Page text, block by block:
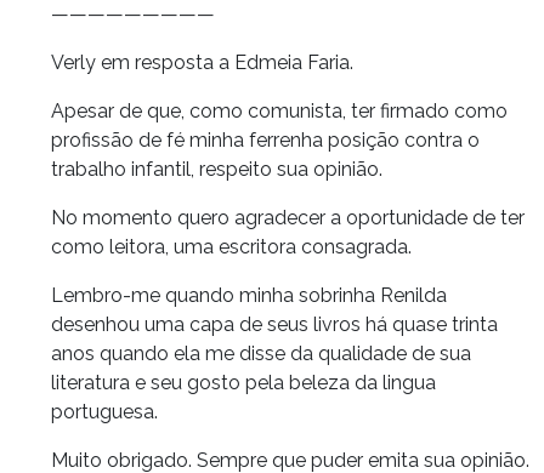
—————————
Verly em resposta a Edmeia Faria.
Apesar de que, como comunista, ter firmado como
profissão de fé minha ferrenha posição contra o
trabalho infantil, respeito sua opinião.
No momento quero agradecer a oportunidade de ter
como leitora, uma escritora consagrada.
Lembro-me quando minha sobrinha Renilda
desenhou uma capa de seus livros há quase trinta
anos quando ela me disse da qualidade de sua
literatura e seu gosto pela beleza da lingua
portuguesa.
Muito obrigado. Sempre que puder emita sua opinião.